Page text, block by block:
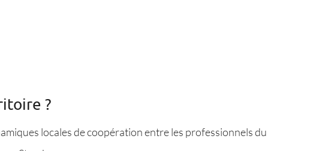
?
locales de coopération entre les professionnels du